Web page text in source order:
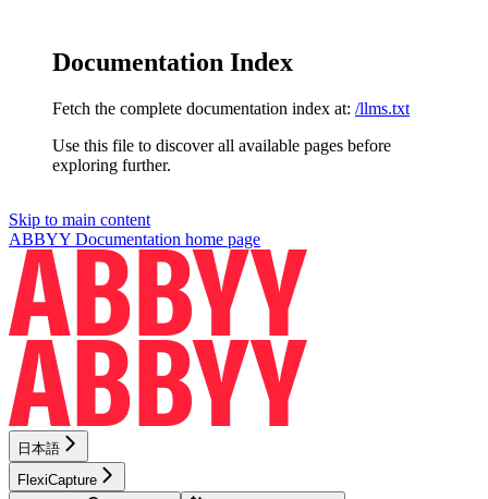
Documentation Index
Fetch the complete documentation index at: /llms.txt
Use this file to discover all available pages before
exploring further.
Skip to main content
ABBYY Documentation home page
日本語
FlexiCapture